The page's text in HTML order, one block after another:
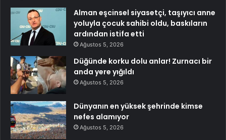
Alman eşcinsel siyasetçi, taşıyıcı anne
yoluyla çocuk sahibi oldu, baskıların
ardından istifa etti
Ağustos 5, 2026
Düğünde korku dolu anlar! Zurnacı bir
anda yere yığıldı
Ağustos 5, 2026
Dünyanın en yüksek şehrinde kimse
nefes alamıyor
Ağustos 5, 2026